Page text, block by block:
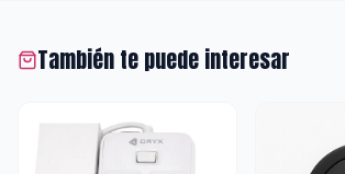
También te puede interesar